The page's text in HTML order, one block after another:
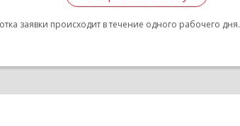
заявки происходит в течение одного рабочего дня.